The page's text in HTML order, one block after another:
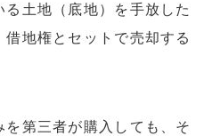
土地（底地）を手放した
地権とセットで売却する
第三者が購入しても、そ